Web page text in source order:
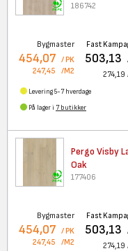
186742
Bygmaster
454,07 / PK
247,45 /M2
Fast
503,13
274,19
Levering 5-7 hverdage
På lager i 7 butikker
Pergo Visby
Oak
177406
Bygmaster
454,07 / PK
247,45 /M2
Fast
503,13
274,19